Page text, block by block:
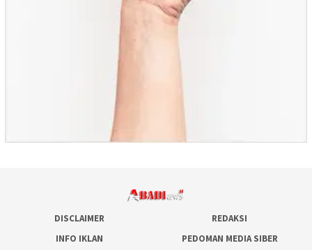
DISCLAIMER
REDAKSI
INFO IKLAN
PEDOMAN MEDIA SIBER